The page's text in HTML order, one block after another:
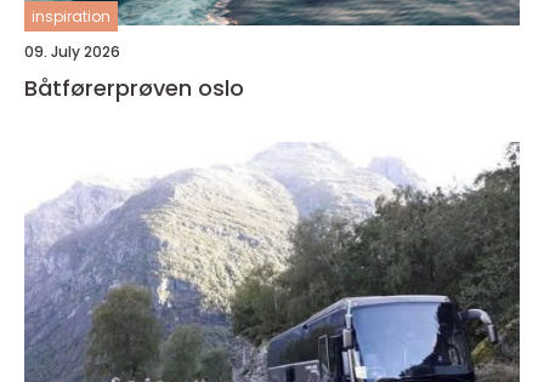
inspiration
09. July 2026
Båtførerprøven oslo